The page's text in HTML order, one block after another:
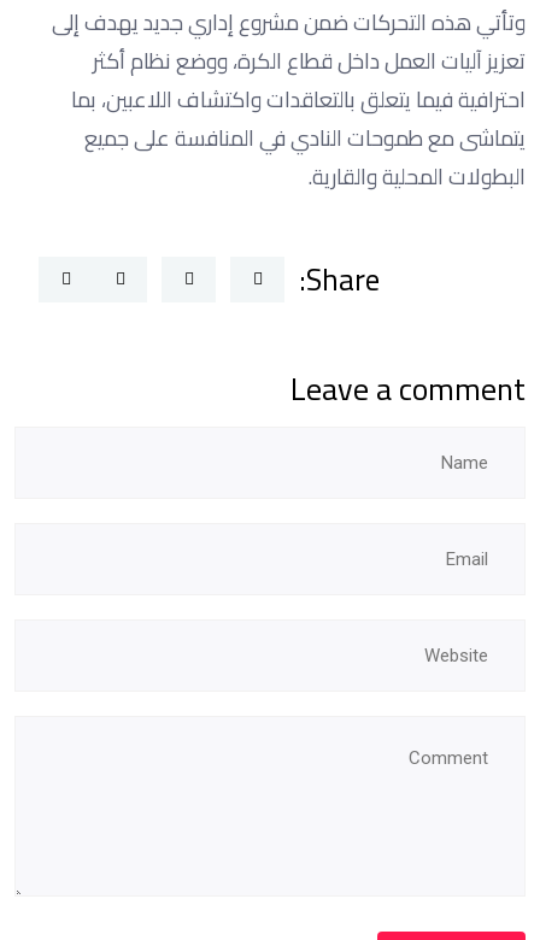
وتأتي هذه التحركات ضمن مشروع إداري جديد يهدف إلى
تعزيز آليات العمل داخل قطاع الكرة، ووضع نظام أكثر
احترافية فيما يتعلق بالتعاقدات واكتشاف اللاعبين، بما
يتماشى مع طموحات النادي في المنافسة على جميع
البطولات المحلية والقارية.
Share:
Leave a comment